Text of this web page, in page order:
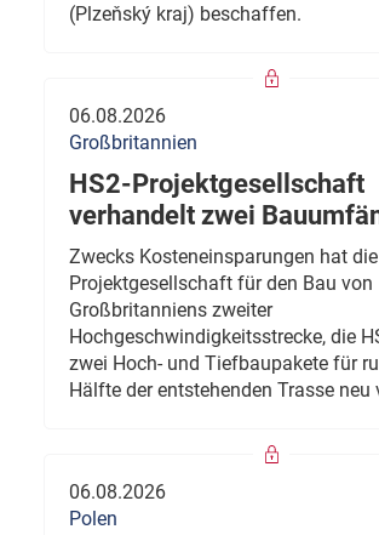
(Plzeňský kraj) beschaffen.
06.08.2026
Großbritannien
HS2-Projektgesellschaft
verhandelt zwei
Zwecks Kosteneinsparungen hat die
Projektgesellschaft für den Bau von
Großbritanniens zweiter
Hochgeschwindigkeitsstrecke, die
zwei Hoch- und Tiefbaupakete für
Hälfte der entstehenden Trasse neu
06.08.2026
Polen